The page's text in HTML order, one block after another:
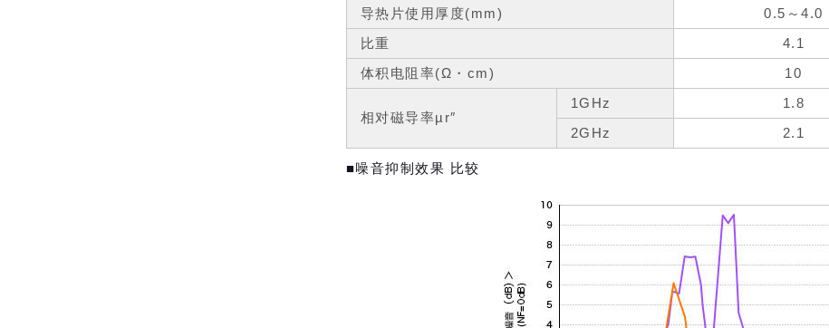
导热片使用厚度(mm)
0.5～4.0
比重
4.1
体积电阻率(Ω・cm) 10
相对磁导率µr″
1GHz
1.8
2GHz
2.1
■噪音抑制效果 比较